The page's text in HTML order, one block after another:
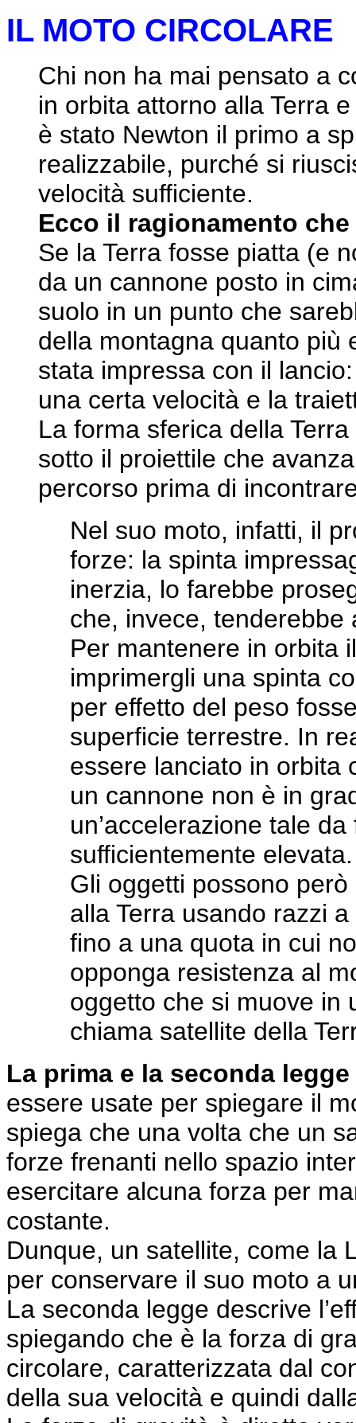
IL MOTO CIRCOLARE
Chi non ha mai pensato a
in orbita attorno alla Terra
è stato Newton il primo a
realizzabile, purché si
velocità sufficiente.
Ecco il ragionamento che
Se la Terra fosse piatta (e
da un cannone posto in
suolo in un punto che
della montagna quanto più
stata impressa con il
una certa velocità e la
La forma sferica della
sotto il proiettile che
percorso prima di
Nel suo moto, infatti, il
forze: la spinta
inerzia, lo farebbe
che, invece,
Per mantenere in orbita
imprimergli una spinta
per effetto del peso
superficie terrestre. In
essere lanciato in orbita
un cannone non è in
un’accelerazione tale
sufficientemente elevata.
Gli oggetti possono
alla Terra usando razzi
fino a una quota in cui
opponga resistenza al
oggetto che si muove in
chiama satellite della
La prima e la seconda
essere usate per spiegare il
spiega che una volta che un
forze frenanti nello spazio
esercitare alcuna forza per
costante.
Dunque, un satellite, come la
per conservare il suo moto a
La seconda legge descrive
spiegando che è la forza di
circolare, caratterizzata dal
della sua velocità e quindi